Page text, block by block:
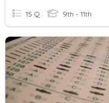
15 Q 9th - 11th